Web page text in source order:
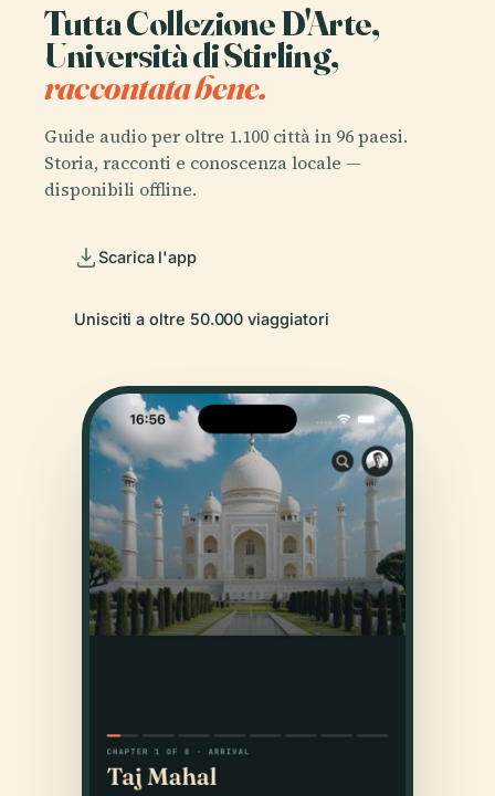
Tutta Collezione D'Arte,
Università di Stirling,
raccontata bene.
Guide audio per oltre 1.100 città in 96 paesi.
Storia, racconti e conoscenza locale —
disponibili offline.
Scarica l'app
Unisciti a oltre 50.000 viaggiatori